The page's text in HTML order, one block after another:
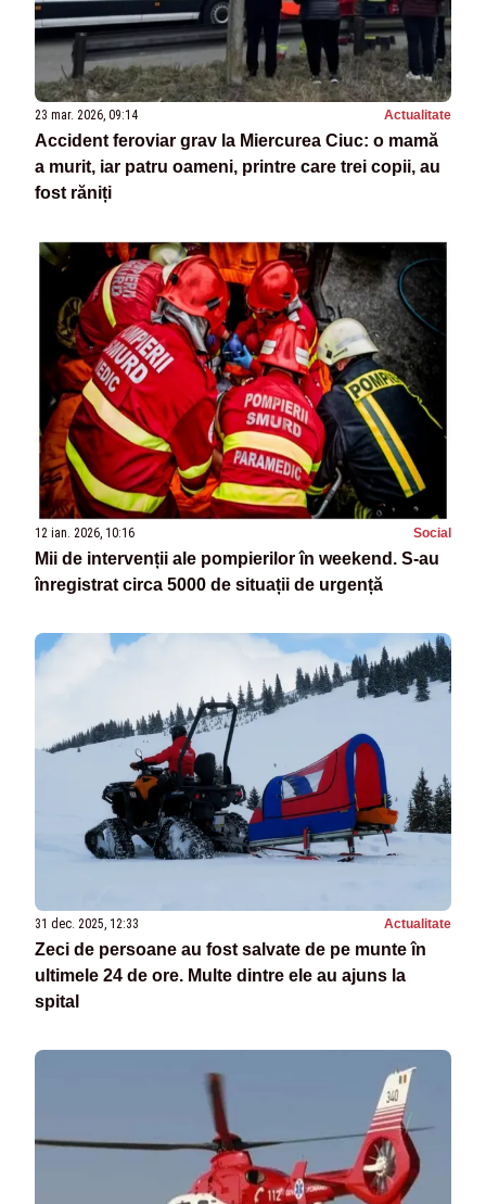
23 mar. 2026, 09:14 Actualitate
Accident feroviar grav la Miercurea Ciuc: o mamă
a murit, iar patru oameni, printre care trei copii, au
fost răniți
12 ian. 2026, 10:16 Social
Mii de intervenții ale pompierilor în weekend. S-au
înregistrat circa 5000 de situații de urgență
31 dec. 2025, 12:33 Actualitate
Zeci de persoane au fost salvate de pe munte în
ultimele 24 de ore. Multe dintre ele au ajuns la
spital